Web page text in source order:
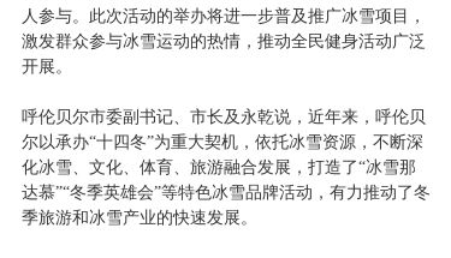
人参与。此次活动的举办将进一步普及推广冰雪项目，
激发群众参与冰雪运动的热情，推动全民健身活动广泛
开展。
呼伦贝尔市委副书记、市长及永乾说，近年来，呼伦贝
尔以承办“十四冬”为重大契机，依托冰雪资源，不断深
化冰雪、文化、体育、旅游融合发展，打造了“冰雪那
达慕”“冬季英雄会”等特色冰雪品牌活动，有力推动了冬
季旅游和冰雪产业的快速发展。